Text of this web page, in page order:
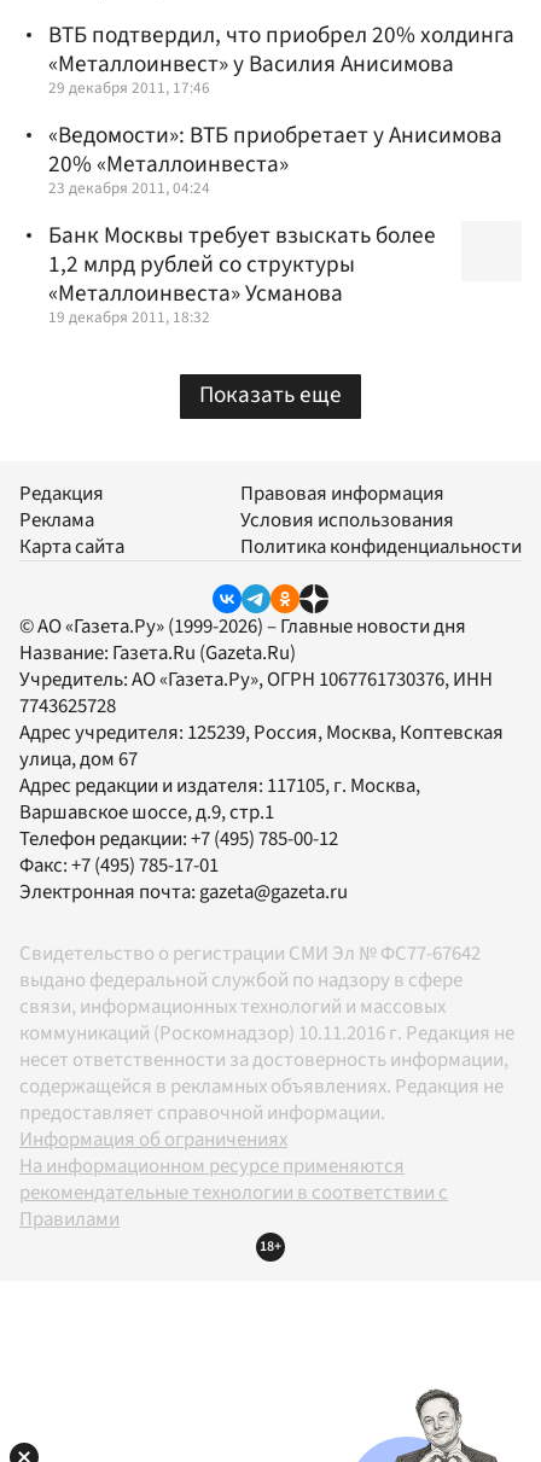
ВТБ подтвердил, что приобрел 20% холдинга
«Металлоинвест» у Василия Анисимова
29 декабря 2011, 17:46
«Ведомости»: ВТБ приобретает у Анисимова
20% «Металлоинвеста»
23 декабря 2011, 04:24
Банк Москвы требует взыскать более
1,2 млрд рублей со структуры
«Металлоинвеста» Усманова
19 декабря 2011, 18:32
Показать еще
Редакция
Реклама
Карта сайта
Правовая информация
Условия использования
Политика конфиденциальности
© АО «Газета.Ру» (1999-2026) – Главные новости дня
Название: Газета.Ru (Gazeta.Ru)
Учредитель:АО «Газета.Ру», ОГРН 1067761730376, ИНН
7743625728
Адрес учредителя: 125239, Россия, Москва, Коптевская
улица, дом 67
Адрес редакции и издателя: 117105, г. Москва,
Варшавское шоссе, д.9, стр.1
Телефон редакции:+7 (495) 785-00-12
Факс:+7 (495) 785-17-01
Электронная почта:gazeta@gazeta.ru
Свидетельство о регистрации СМИ Эл № ФС77-67642
выдано федеральной службой по надзору в сфере
связи, информационных технологий и массовых
коммуникаций (Роскомнадзор) 10.11.2016 г. Редакция не
несет ответственности за достоверность информации,
содержащейся в рекламных объявлениях. Редакция не
предоставляет справочной информации.
Информация об ограничениях
На информационном ресурсе применяются
рекомендательные технологии в соответствии с
Правилами
18+